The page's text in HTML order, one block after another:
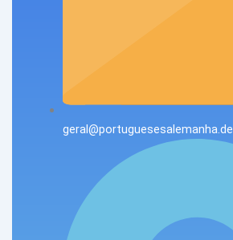
geral@portuguesesalemanha.de